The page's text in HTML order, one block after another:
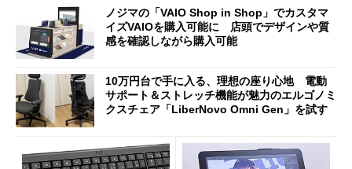
ノジマの「VAIO Shop in Shop」でカスタマ
イズVAIOを購入可能に 店頭でデザインや質
感を確認しながら購入可能
10万円台で手に入る、理想の座り心地 電動
サポート＆ストレッチ機能が魅力のエルゴノミ
クスチェア「LiberNovo Omni Gen」を試す